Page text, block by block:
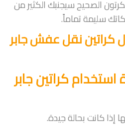
الصحيح سيجنبك الكثير من
سليمة تماماً.
كراتين نقل عفش جابر
كراتين جابر
إذا كانت بحالة جيدة.